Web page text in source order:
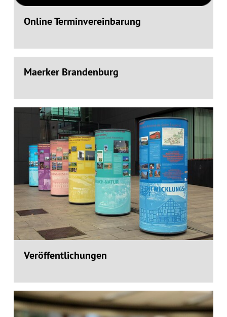
Online Terminvereinbarung
Maerker Brandenburg
Veröffentlichungen